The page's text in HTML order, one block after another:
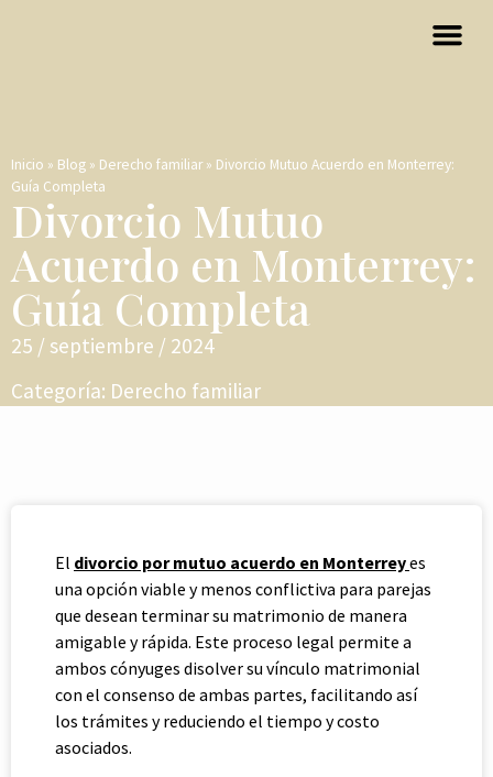
Inicio » Blog » Derecho familiar» Divorcio Mutuo Acuerdo en Monterrey:
Guía Completa
Divorcio Mutuo
Acuerdo en Monterrey:
Guía Completa
25 / septiembre / 2024
Categoría: Derecho familiar
El divorcio por mutuo acuerdo en Monterreyes
una opción viable y menos conflictiva para parejas
que desean terminar su matrimonio de manera
amigable y rápida. Este proceso legal permite a
ambos cónyuges disolver su vínculo matrimonial
con el consenso de ambas partes, facilitando así
los trámites y reduciendo el tiempo y costo
asociados.